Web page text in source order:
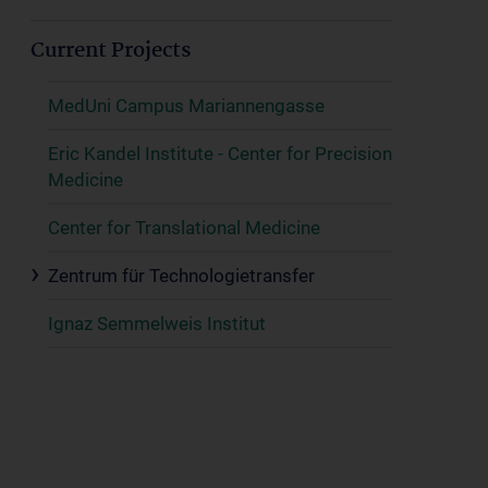
Current Projects
MedUni Campus Mariannengasse
Eric Kandel Institute - Center for Precision
Medicine
Center for Translational Medicine
Zentrum für Technologietransfer
Ignaz Semmelweis Institut